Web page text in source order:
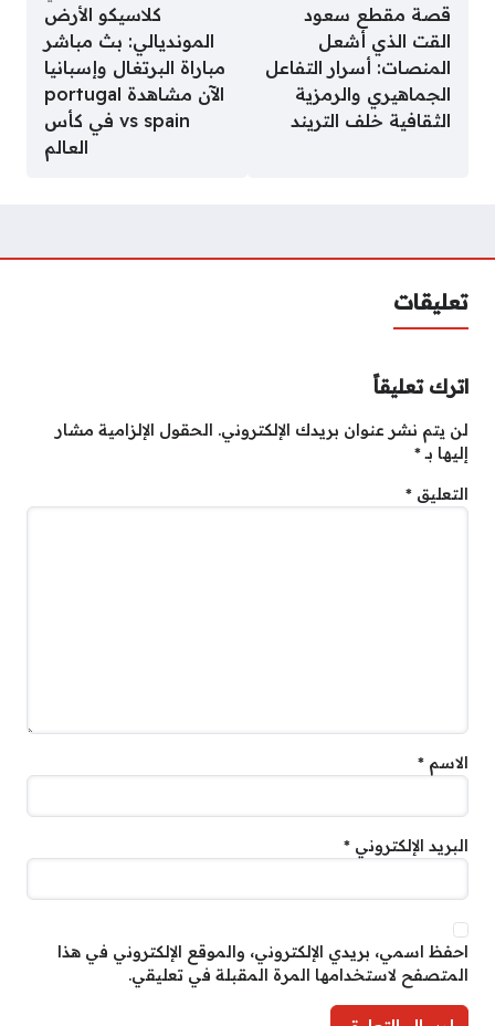
قصة مقطع سعود
القت الذي أشعل
المنصات: أسرار التفاعل
الجماهيري والرمزية
الثقافية خلف التريند
كلاسيكو الأرض
المونديالي: بث مباشر
مباراة البرتغال وإسبانيا
الآن مشاهدة portugal
vs spain في كأس
العالم
تعليقات
اترك تعليقاً
لن يتم نشر عنوان بريدك الإلكتروني. الحقول الإلزامية مشار
إليها بـ*
التعليق *
الاسم *
البريد الإلكتروني *
احفظ اسمي، بريدي الإلكتروني، والموقع الإلكتروني في هذا
المتصفح لاستخدامها المرة المقبلة في تعليقي.